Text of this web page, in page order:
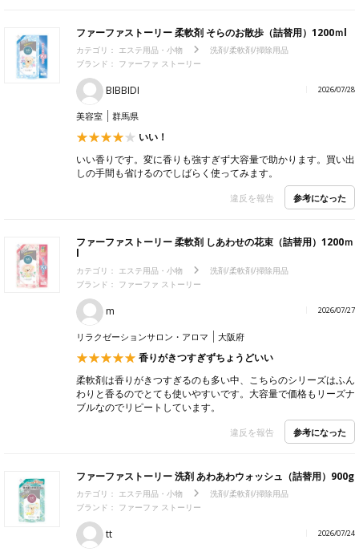
ファーファストーリー 柔軟剤 そらのお散歩（詰替用）1200ｍl
カテゴリ： エステ用品・小物
洗剤/柔軟剤/掃除用品
ブランド： ファーファ ストーリー
BIBBIDI 2026/07/28
美容室 群馬県
いい！
いい香りです。変に香りも強すぎず大容量で助かります。買い出
しの手間も省けるのでしばらく使ってみます。
違反を報告 参考になった
ファーファストーリー 柔軟剤 しあわせの花束（詰替用）1200ｍ
l
カテゴリ： エステ用品・小物
洗剤/柔軟剤/掃除用品
ブランド： ファーファ ストーリー
m 2026/07/27
リラクゼーションサロン・アロマ 大阪府
香りがきつすぎずちょうどいい
柔軟剤は香りがきつすぎるのも多い中、こちらのシリーズはふん
わりと香るのでとても使いやすいです。大容量で価格もリーズナ
ブルなのでリピートしています。
違反を報告 参考になった
ファーファストーリー 洗剤 あわあわウォッシュ（詰替用）900g
カテゴリ： エステ用品・小物
洗剤/柔軟剤/掃除用品
ブランド： ファーファ ストーリー
tt 2026/07/24